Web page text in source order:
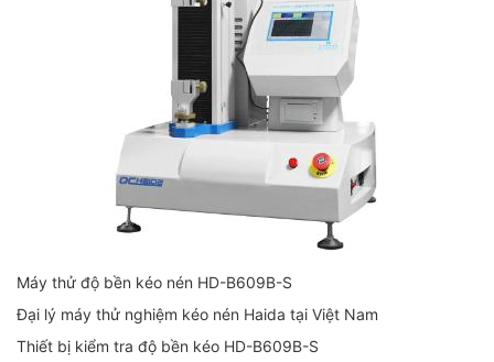
Máy thử độ bền kéo nén HD-B609B-S
Đại lý máy thử nghiệm kéo nén Haida tại Việt Nam
Thiết bị kiểm tra độ bền kéo HD-B609B-S